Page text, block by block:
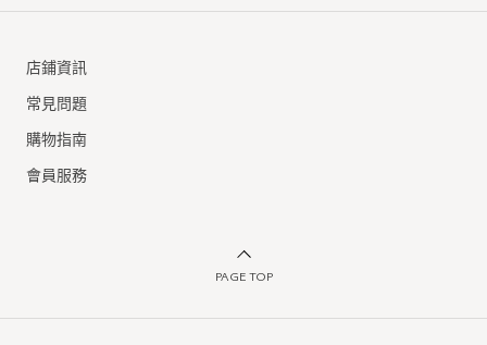
NTD1,428
店鋪資訊
常見問題
購物指南
會員服務
PAGE TOP